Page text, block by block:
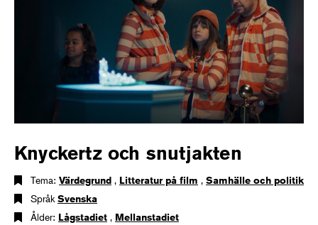
Knyckertz och snutjakten
Tema: Värdegrund , Litteratur på film , Samhälle och politik
Språk Svenska
Ålder: Lågstadiet , Mellanstadiet